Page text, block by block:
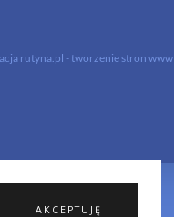
AKCEPTUJĘ
rutyna.pl - tworzenie stron www